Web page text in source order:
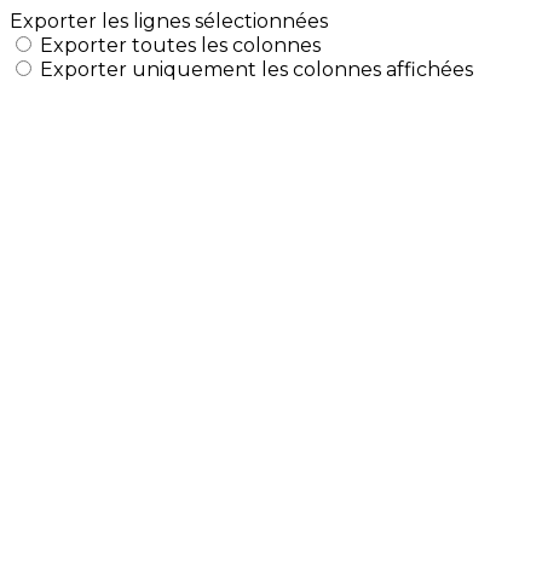
Exporter les lignes sélectionnées
Exporter toutes les colonnes
Exporter uniquement les colonnes affichées